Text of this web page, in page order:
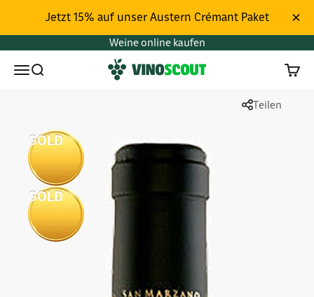
Jetzt 15% auf unser Austern Crémant Paket
Weine online kaufen
MenüSuchen Vinoscout
Teilen
GOLD
GOLD